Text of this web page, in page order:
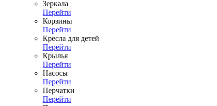
Зеркала
Перейти
Корзины
Перейти
Кресла для детей
Перейти
Крылья
Перейти
Насосы
Перейти
Перчатки
Перейти